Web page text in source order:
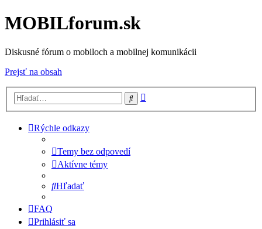
MOBILforum.sk
Diskusné fórum o mobiloch a mobilnej komunikácii
Prejsť na obsah
Hľadať
Rýchle odkazy
Temy bez odpovedí
Aktívne témy
Hľadať
FAQ
Prihlásiť sa